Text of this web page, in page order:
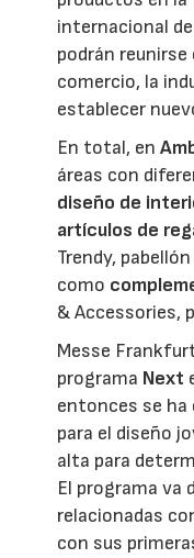
internacional
podrán
comercio, la
establecer
En total, en
áreas con
diseño de
artículos de
Trendy,
como
& Accessories,
Messe
programa Next
entonces se
para el diseño
alta para
El programa va
relacionadas
con sus